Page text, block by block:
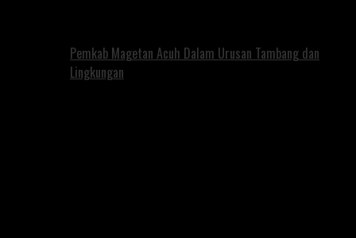
Pemkab Magetan Acuh Dalam Urusan Tambang dan
Lingkungan